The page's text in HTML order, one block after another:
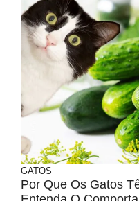
GATOS
Por Que Os Gatos